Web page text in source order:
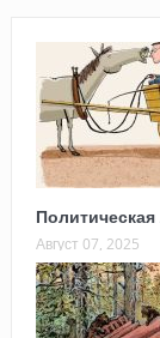
Август 07, 2025